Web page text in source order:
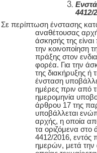
4412/
Σε περίπτωση ένστασης
αναθέτουσας
άσκησής της
την κοινοποίηση
πράξης στον
φορέα. Για την
της διακήρυξης ή
ένσταση
ημέρες πριν από
ημερομηνία
άρθρου 17 της
υποβάλλεται
αρχής, η οποία
τα οριζόμενα
4412/2016, εντός
ημερών, μετά